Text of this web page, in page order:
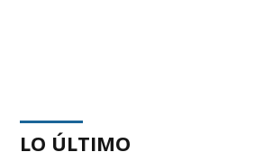
LO ÚLTIMO